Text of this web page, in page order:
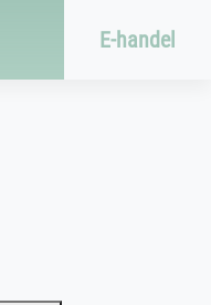
E-handel